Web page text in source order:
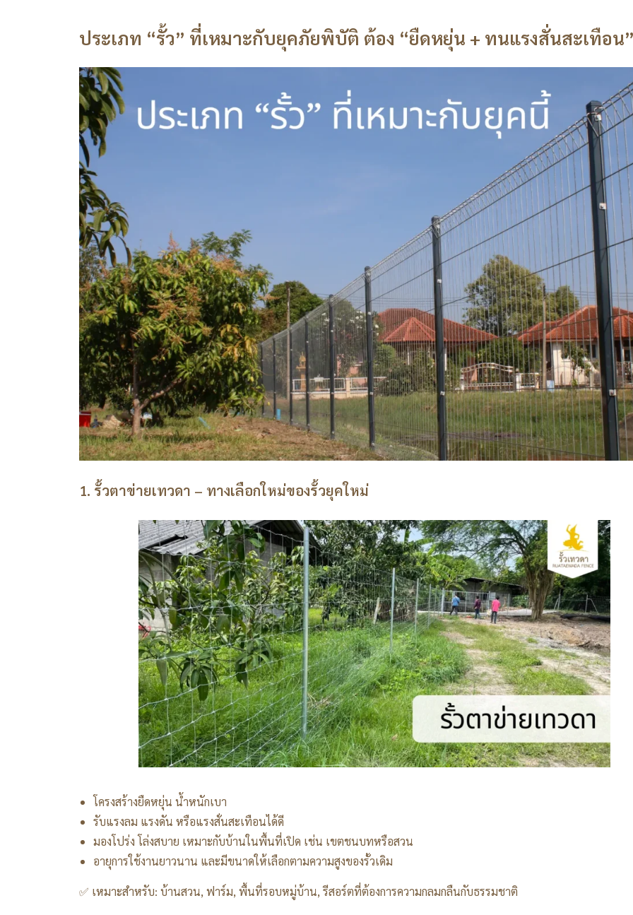
ประเภท “รั้ว” ที่เหมาะกับยุคภัยพิบัติ ต้อง “ยืดหยุ่น + ทนแรงสั่นสะเทือน
1. รั้วตาข่ายเทวดา – ทางเลือกใหม่ของรั้วยุคใหม่
โครงสร้างยืดหยุ่น น้ำหนักเบา
รับแรงลม แรงดัน หรือแรงสั่นสะเทือนได้ดี
มองโปร่ง โล่งสบาย เหมาะกับบ้านในพื้นที่เปิด เช่น เขตชนบทหรือสวน
อายุการใช้งานยาวนาน และมีขนาดให้เลือกตามความสูงของรั้วเดิม
✅ เหมาะสำหรับ: บ้านสวน, ฟาร์ม, พื้นที่รอบหมู่บ้าน, รีสอร์ตที่ต้องการความกลมกลืนกับธรรมชาติ